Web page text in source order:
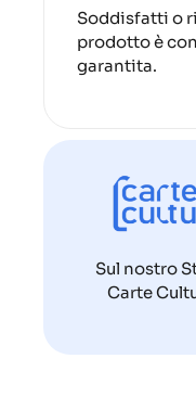
Soddisfatti o
prodotto è
garantita.
Sul nostro
Carte